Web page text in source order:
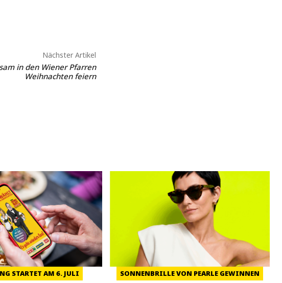
Nächster Artikel
in den Wiener Pfarren
Weihnachten feiern
STARTET AM 6. JULI SONNENBRILLE VON PEARLE GEWINNEN